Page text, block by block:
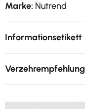
Marke: Nutrend
Informationsetikett
Verzehrempfehlung